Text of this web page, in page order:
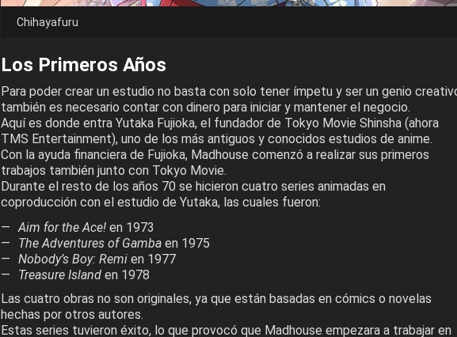
Chihayafuru
Los Primeros Años
Para poder crear un estudio no basta con solo tener ímpetu y ser un genio
también es necesario contar con dinero para iniciar y mantener el negocio.
Aquí es donde entra Yutaka Fujioka, el fundador de Tokyo Movie Shinsha (ahora
TMS Entertainment), uno de los más antiguos y conocidos estudios de anime.
Con la ayuda financiera de Fujioka, Madhouse comenzó a realizar sus primeros
trabajos también junto con Tokyo Movie.
Durante el resto de los años 70 se hicieron cuatro series animadas en
coproducción con el estudio de Yutaka, las cuales fueron:
Aim for the Ace! en 1973
The Adventures of Gamba en 1975
Nobody’s Boy: Remi en 1977
Treasure Island en 1978
Las cuatro obras no son originales, ya que están basadas en cómics o novelas
hechas por otros autores.
Estas series tuvieron éxito, lo que provocó que Madhouse empezara a trabajar en